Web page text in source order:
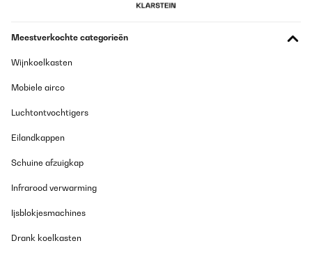
Meestverkochte categorieën
Wijnkoelkasten
Mobiele airco
Luchtontvochtigers
Eilandkappen
Schuine afzuigkap
Infrarood verwarming
Ijsblokjesmachines
Drank koelkasten